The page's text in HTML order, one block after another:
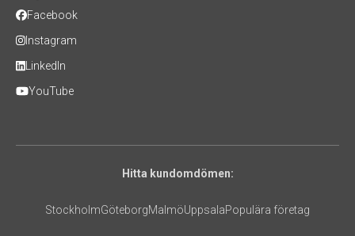
Facebook
Instagram
LinkedIn
YouTube
Hitta kundomdömen:
StockholmGöteborgMalmöUppsalaPopulära företag